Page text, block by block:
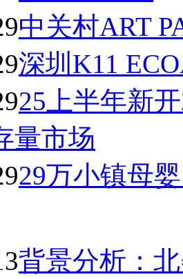
中关村ART
深圳K11
25上半年新
量市场
29万小镇母
背景分析：